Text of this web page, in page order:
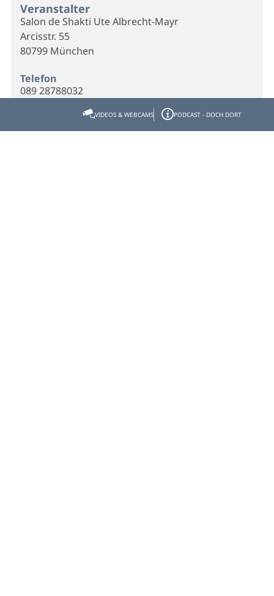
Veranstalter
Salon de Shakti Ute Albrecht-Mayr
Arcisstr. 55
80799 München
Telefon
089 28788032
Homepage
VIDEOS & WEBCAMS PODCAST - DOCH DORT